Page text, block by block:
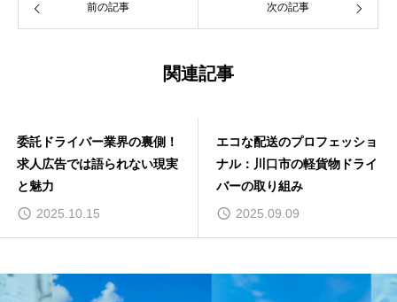
前の記事 次の記事
関連記事
委託ドライバー業界の裏側！
求人広告では語られない現実
と魅力
2025.10.15
エコな配送のプロフェッショ
ナル：川口市の軽貨物ドライ
バーの取り組み
2025.09.09